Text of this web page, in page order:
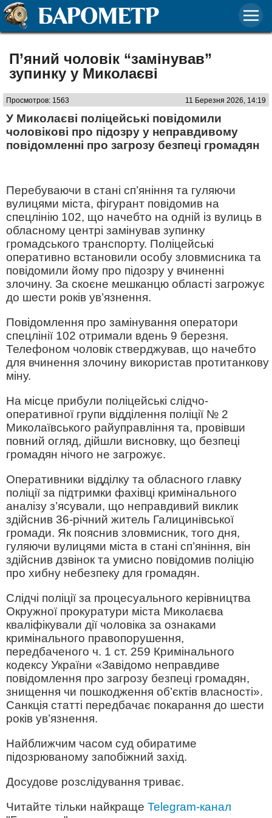
П’яний чоловік “замінував”
зупинку у Миколаєві
Просмотров: 1563 11 Березня 2026, 14:19
У Миколаєві поліцейські повідомили
чоловікові про підозру у неправдивому
повідомленні про загрозу безпеці громадян
Перебуваючи в стані сп’яніння та гуляючи
вулицями міста, фігурант повідомив на
спецлінію 102, що начебто на одній із вулиць в
обласному центрі замінував зупинку
громадського транспорту. Поліцейські
оперативно встановили особу зловмисника та
повідомили йому про підозру у вчиненні
злочину. За скоєне мешканцю області загрожує
до шести років ув’язнення.
Повідомлення про замінування оператори
спецлінії 102 отримали вдень 9 березня.
Телефоном чоловік стверджував, що начебто
для вчинення злочину використав протитанкову
міну.
На місце прибули поліцейські слідчо-
оперативної групи відділення поліції № 2
Миколаївського райуправління та, провівши
повний огляд, дійшли висновку, що безпеці
громадян нічого не загрожує.
Оперативники відділку та обласного главку
поліції за підтримки фахівці кримінального
аналізу з’ясували, що неправдивий виклик
здійснив 36-річний житель Галицинівської
громади. Як пояснив зловмисник, того дня,
гуляючи вулицями міста в стані сп’яніння, він
здійснив дзвінок та умисно повідомив поліцію
про хибну небезпеку для громадян.
Слідчі поліції за процесуального керівництва
Окружної прокуратури міста Миколаєва
кваліфікували дії чоловіка за ознаками
кримінального правопорушення,
передбаченого ч. 1 ст. 259 Кримінального
кодексу України «Завідомо неправдиве
повідомлення про загрозу безпеці громадян,
знищення чи пошкодження об’єктів власності».
Санкція статті передбачає покарання до шести
років ув’язнення.
Найближчим часом суд обиратиме
підозрюваному запобіжний захід.
Досудове розслідування триває.
Читайте тільки найкраще Telegram-канал